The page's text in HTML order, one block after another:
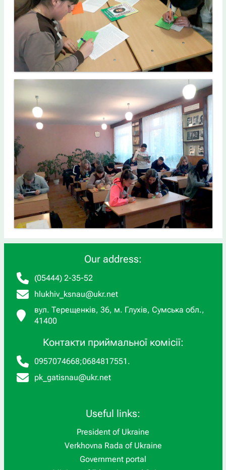
Our address:
(05444) 2-35-52
hlukhiv_ksnau@ukr.net
вул. Терещенків, 36, м. Глухів, Сумська обл.,
41400
Контакти приймальної комісії:
0957074668;0684817551 .
pk_gatisnau@ukr.net
Useful links:
President of Ukraine
Verkhovna Rada of Ukraine
Government portal